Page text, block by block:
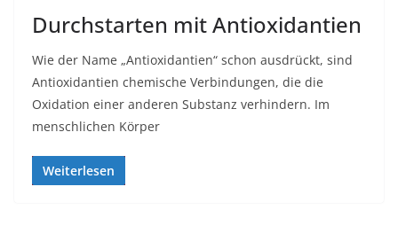
Durchstarten mit Antioxidantien
Wie der Name „Antioxidantien“ schon ausdrückt, sind
Antioxidantien chemische Verbindungen, die die
Oxidation einer anderen Substanz verhindern. Im
menschlichen Körper
Weiterlesen